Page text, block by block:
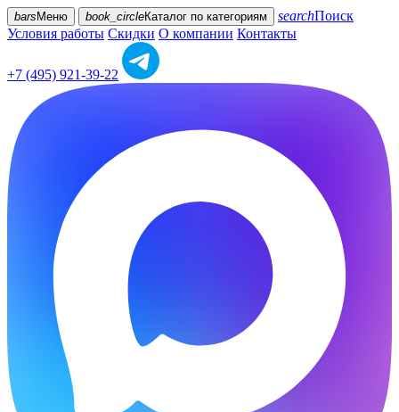
bars Меню book_circleКаталог по категориям searchПоиск
Условия работы Скидки О компании Контакты
+7 (495) 921-39-22